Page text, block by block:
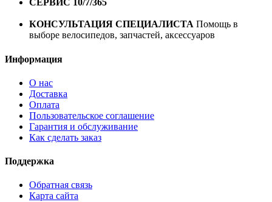
СЕРВИС 10/7/365
КОНСУЛЬТАЦИЯ СПЕЦИАЛИСТА Помощь в
выборе велосипедов, запчастей, аксессуаров
Информация
О нас
Доставка
Оплата
Пользовательское соглашение
Гарантия и обслуживание
Как сделать заказ
Поддержка
Обратная связь
Карта сайта